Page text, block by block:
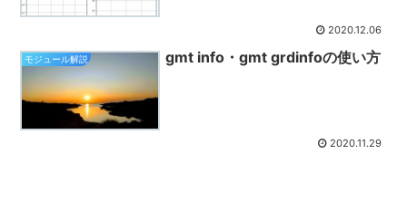
2020.12.06
モジュール解説 gmt info・gmt grdinfoの使い方
2020.11.29